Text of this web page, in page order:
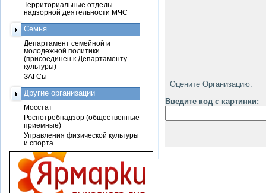
Оцените Организацию:
Введите код с картинки:
Территориальные отделы
надзорной деятельности МЧС
Семья
Департамент семейной и
молодежной политики
(присоединен к Департаменту
культуры)
ЗАГСы
Другие организации
Мосстат
Роспотребнадзор (общественные
приемные)
Управления физической культуры
и спорта